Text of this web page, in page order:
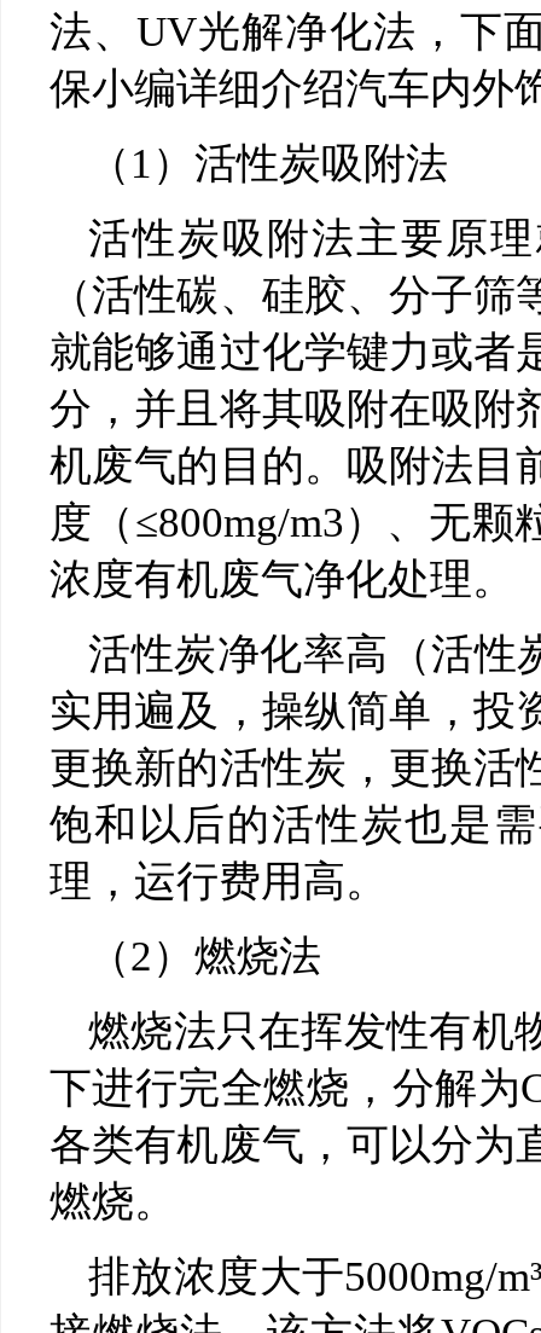
法、UV光解净化法，下
保小编详细介绍汽车内外
（1）活性炭吸附法
活性炭吸附法主要原
（活性碳、硅胶、分子
就能够通过化学键力或者
分，并且将其吸附在吸附
机废气的目的。吸附法目
度（≤800mg/m3）、无
浓度有机废气净化处理。
活性炭净化率高（活性
实用遍及，操纵简单，投
更换新的活性炭，更换活
饱和以后的活性炭也是
理，运行费用高。
（2）燃烧法
燃烧法只在挥发性有机
下进行完全燃烧，分解为
各类有机废气，可以分为
燃烧。
排放浓度大于5000mg/